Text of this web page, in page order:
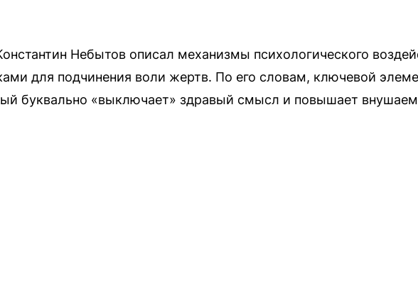
Небытов описал механизмы психологического
для подчинения воли жертв. По его словам, ключевой
буквально «выключает» здравый смысл и повышает